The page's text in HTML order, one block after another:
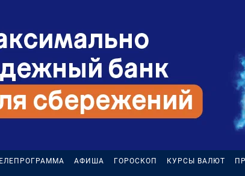
АФИША ГОРОСКОП КУРСЫ ВАЛЮТ